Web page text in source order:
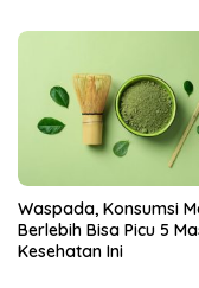
Waspada, Konsumsi
Berlebih Bisa Picu 5
Kesehatan Ini